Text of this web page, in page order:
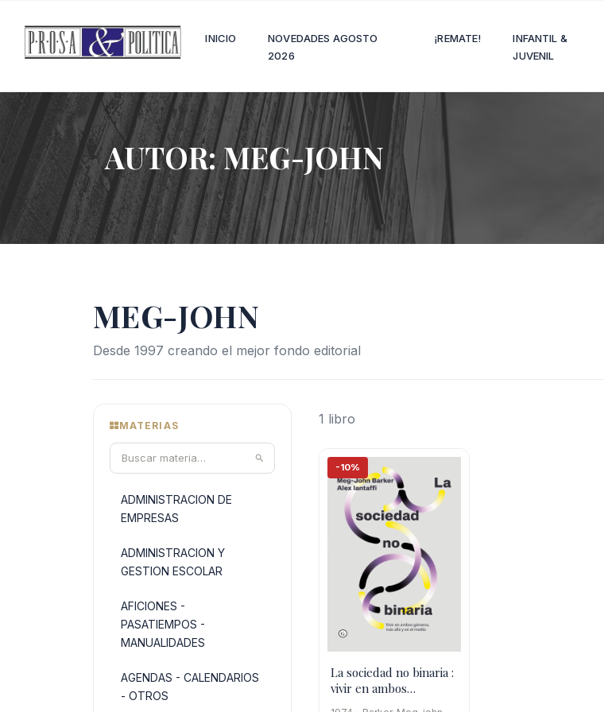
INICIO
NOVEDADES AGOSTO
2026
¡REMATE!
INFANTIL &
JUVENIL
AUTOR:MEG-JOHN
MEG-JOHN
Desde 1997 creando el mejor fondo editorial
MATERIAS
ADMINISTRACION DE
EMPRESAS
ADMINISTRACION Y
GESTION ESCOLAR
AFICIONES -
PASATIEMPOS -
MANUALIDADES
AGENDAS - CALENDARIOS
- OTROS
1 libro
-10%
La sociedad no binaria :
vivir en ambos